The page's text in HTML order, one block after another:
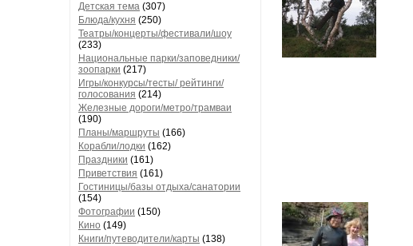
Детская тема (307)
Блюда/кухня (250)
Театры/концерты/фестивали/шоу
(233)
Национальные парки/заповедники/
зоопарки (217)
Игры/конкурсы/тесты/ рейтинги/
голосования (214)
Железные дороги/метро/трамваи
(190)
Планы/маршруты (166)
Корабли/лодки (162)
Праздники (161)
Приветствия (161)
Гостиницы/базы отдыха/санатории
(154)
Фотографии (150)
Кино (149)
Книги/путеводители/карты (138)